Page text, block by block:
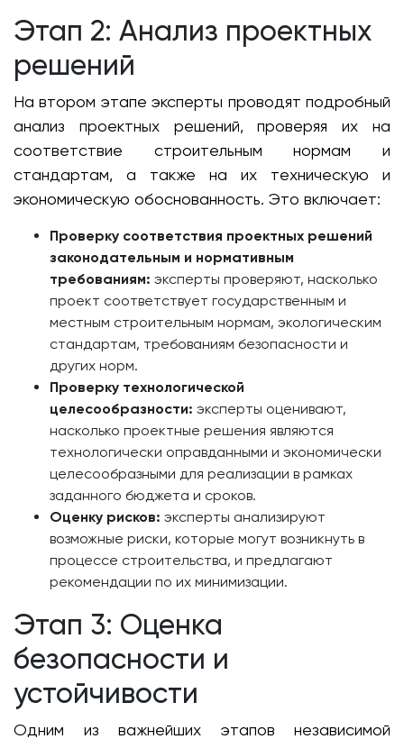
Этап 2: Анализ проектных
решений
На втором этапе эксперты проводят подробный
анализ проектных решений, проверяя их на
соответствие строительным нормам и
стандартам, а также на их техническую и
экономическую обоснованность. Это включает:
Проверку соответствия проектных решений
законодательным и нормативным
требованиям: эксперты проверяют, насколько
проект соответствует государственным и
местным строительным нормам, экологическим
стандартам, требованиям безопасности и
других норм.
Проверку технологической
целесообразности: эксперты оценивают,
насколько проектные решения являются
технологически оправданными и экономически
целесообразными для реализации в рамках
заданного бюджета и сроков.
Оценку рисков: эксперты анализируют
возможные риски, которые могут возникнуть в
процессе строительства, и предлагают
рекомендации по их минимизации.
Этап 3: Оценка
безопасности и
устойчивости
Одним из важнейших этапов независимой